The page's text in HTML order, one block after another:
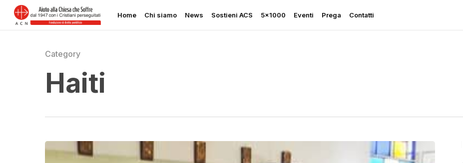
Skip
Home Chi siamo News
Perseguitati più che mai
Ascolta le sue grida
Sostieni ACS 5×1000 Eventi Prega Contatti
Category
Haiti
Due